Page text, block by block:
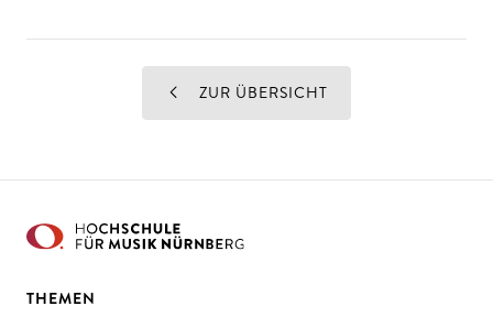
ZUR ÜBERSICHT
THEMEN